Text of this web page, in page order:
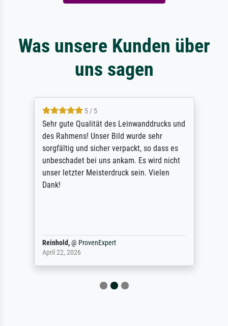
Was unsere Kunden über
uns sagen
5 / 5
Sehr gute Qualität des Leinwanddrucks und
des Rahmens! Unser Bild wurde sehr
sorgfältig und sicher verpackt, so dass es
unbeschadet bei uns ankam. Es wird nicht
unser letzter Meisterdruck sein. Vielen
Dank!
Reinhold,@ ProvenExpert
April 22, 2026